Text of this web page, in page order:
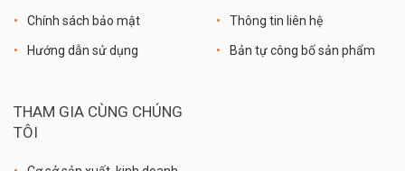
Chính sách bảo mật
Hướng dẫn sử dụng
Thông tin liên hệ
Bản tự công bố sản phẩm
THAM GIA CÙNG CHÚNG
TÔI